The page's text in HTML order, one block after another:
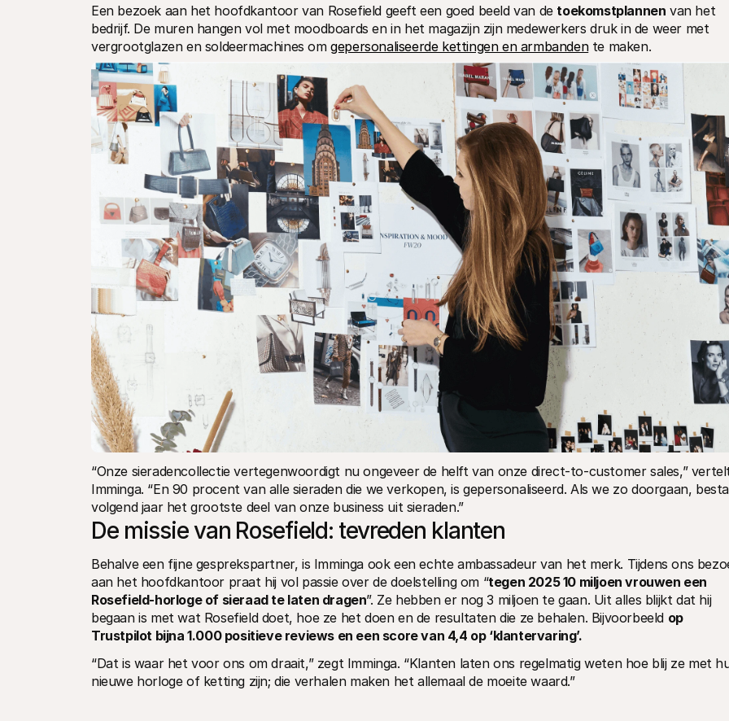
Een bezoek aan het hoofdkantoor van Rosefield geeft een goed beeld van de toekomstplannen van het
bedrijf. De muren hangen vol met moodboards en in het magazijn zijn medewerkers druk in de weer met
vergrootglazen en soldeermachines om gepersonaliseerde kettingen en armbanden te maken.
“Onze sieradencollectie vertegenwoordigt nu ongeveer de helft van onze direct-to-customer sales,”
Imminga. “En 90 procent van alle sieraden die we verkopen, is gepersonaliseerd. Als we zo doorgaan,
volgend jaar het grootste deel van onze business uit sieraden.”
De missie van Rosefield: tevreden klanten
Behalve een fijne gesprekspartner, is Imminga ook een echte ambassadeur van het merk. Tijdens ons
aan het hoofdkantoor praat hij vol passie over de doelstelling om “tegen 2025 10 miljoen vrouwen een
Rosefield-horloge of sieraad te laten dragen”. Ze hebben er nog 3 miljoen te gaan. Uit alles blijkt dat hij
begaan is met wat Rosefield doet, hoe ze het doen en de resultaten die ze behalen. Bijvoorbeeld op
Trustpilot bijna 1.000 positieve reviews en een score van 4,4 op ‘klantervaring’.
“Dat is waar het voor ons om draait,” zegt Imminga. “Klanten laten ons regelmatig weten hoe blij ze met
nieuwe horloge of ketting zijn; die verhalen maken het allemaal de moeite waard.”